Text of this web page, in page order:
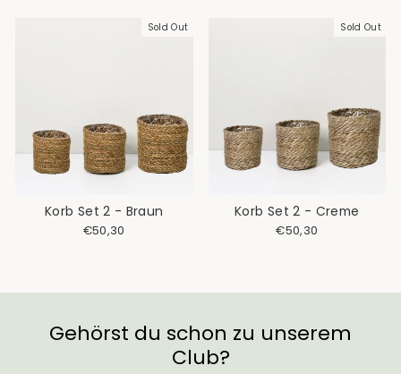
Sold Out
Korb Set 2 - Braun
€50,30
Sold Out
Korb Set 2 - Creme
€50,30
Gehörst du schon zu unserem
Club?